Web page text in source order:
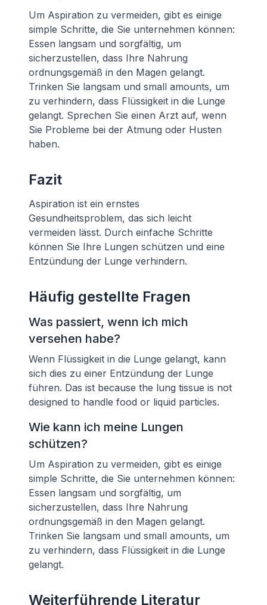
Um Aspiration zu vermeiden, gibt es einige
simple Schritte, die Sie unternehmen können:
Essen langsam und sorgfältig, um
sicherzustellen, dass Ihre Nahrung
ordnungsgemäß in den Magen gelangt.
Trinken Sie langsam und small amounts, um
zu verhindern, dass Flüssigkeit in die Lunge
gelangt. Sprechen Sie einen Arzt auf, wenn
Sie Probleme bei der Atmung oder Husten
haben.
Fazit
Aspiration ist ein ernstes
Gesundheitsproblem, das sich leicht
vermeiden lässt. Durch einfache Schritte
können Sie Ihre Lungen schützen und eine
Entzündung der Lunge verhindern.
Häufig gestellte Fragen
Was passiert, wenn ich mich
versehen habe?
Wenn Flüssigkeit in die Lunge gelangt, kann
sich dies zu einer Entzündung der Lunge
führen. Das ist because the lung tissue is not
designed to handle food or liquid particles.
Wie kann ich meine Lungen
schützen?
Um Aspiration zu vermeiden, gibt es einige
simple Schritte, die Sie unternehmen können:
Essen langsam und sorgfältig, um
sicherzustellen, dass Ihre Nahrung
ordnungsgemäß in den Magen gelangt.
Trinken Sie langsam und small amounts, um
zu verhindern, dass Flüssigkeit in die Lunge
gelangt.
Weiterführende Literatur